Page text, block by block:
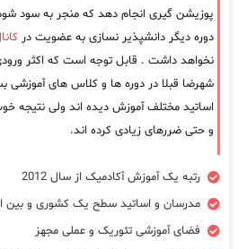
پوزیشن گیری انجام دهد که منجر به سود
دوره دیگر دانشپذیر نسازی به عضویت در
نخواهد داشت . قابل توجه است که اکثر
شهرضا قبلا در دوره ها و کلاس های آموزشی
اساتید مختلف آموزش دیده اند ولی نتیجه
و حتی ضررهای زیادی کرده اند.
رتبه یک آموزش آکادمیک از سال 2012
مدرسان و اساتید سطح یک کشوری و بین
فضای آموزشی تئوریک و عملی مجهز